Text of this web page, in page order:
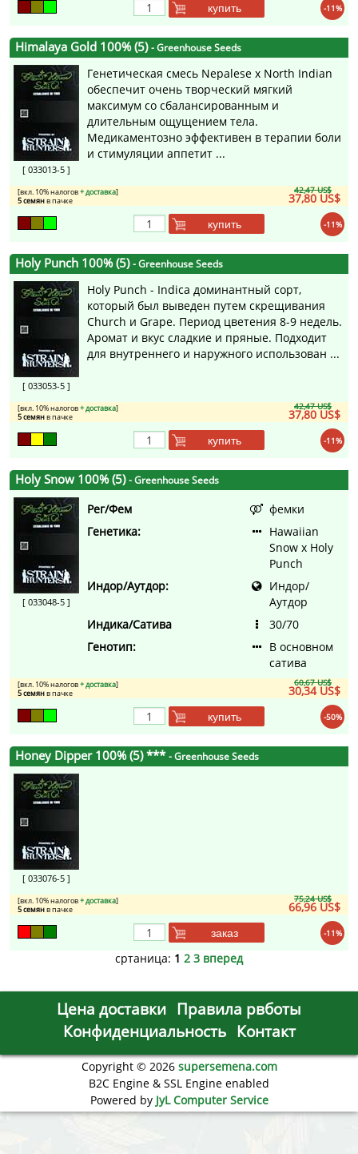
-11%
купить
Himalaya Gold 100% (5)- Greenhouse Seeds
[ 033013-5 ]
Генетическая смесь Nepalese x North Indian
обеспечит очень творческий мягкий
максимум со сбалансированным и
длительным ощущением тела.
Медикаментозно эффективен в терапии боли
и стимуляции аппетит ...
42,47 US$
37,80 US$
[вкл. 10% налогов+ доставка]
5 семянв пачке
-11%
купить
Holy Punch 100% (5)- Greenhouse Seeds
[ 033053-5 ]
Holy Punch - Indica доминантный сорт,
который был выведен путем скрещивания
Church и Grape. Период цветения 8-9 недель.
Аромат и вкус сладкие и пряные. Подходит
для внутреннего и наружного использован ...
42,47 US$
37,80 US$
[вкл. 10% налогов+ доставка]
5 семянв пачке
-11%
купить
Holy Snow 100% (5)- Greenhouse Seeds
[ 033048-5 ]
Рег/Фем
фемки
Генетика:
Hawaiian
Snow x Holy
Punch
Индор/Аутдор:
Индор/
Аутдор
Индика/Сатива
30/70
Генотип:
В основном
сатива
60,67 US$
30,34 US$
[вкл. 10% налогов+ доставка]
5 семянв пачке
-50%
купить
Honey Dipper 100% (5) ***- Greenhouse Seeds
[ 033076-5 ]
75,24 US$
66,96 US$
[вкл. 10% налогов+ доставка]
5 семянв пачке
-11%
заказ
сртаница: 1 2 3 вперед
Цена доставки Правила рвботы
Конфиденциальность Контакт
Copyright © 2026 supersemena.com
B2C Engine & SSL Engine enabled
Powered by JyL Computer Service